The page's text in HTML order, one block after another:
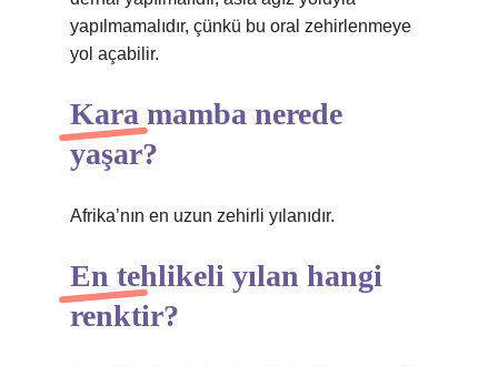
yapılmamalıdır, çünkü bu oral zehirlenmeye
yol açabilir.
Kara mamba nerede
yaşar?
Afrika’nın en uzun zehirli yılanıdır.
En tehlikeli yılan hangi
renktir?